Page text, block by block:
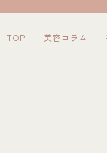
TOP 美容コラム